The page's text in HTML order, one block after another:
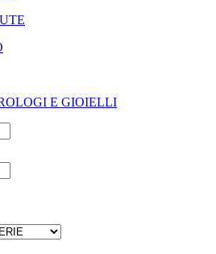
E GIOIELLI